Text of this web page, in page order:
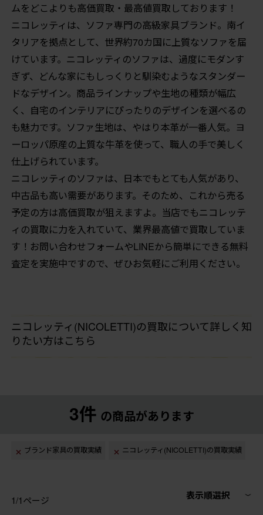
ムをどこよりも高価買取・最高値買取しております！
ニコレッティは、ソファ専門の高級家具ブランド。南イ
タリアを拠点として、世界約70カ国に上質なソファを届
けています。ニコレッティのソファは、過度にモダンす
ぎず、どんな家にもしっくりと馴染むようなスタンダー
ドなデザイン。商品ラインナップや生地の種類が幅広
く、自宅のインテリアにぴったりのデザインを選べるの
も魅力です。ソファ生地は、やはり本革が一番人気。ヨ
ーロッパ原産の上質な牛革を使って、職人の手で美しく
仕上げられています。
ニコレッティのソファは、日本でもとても人気があり、
中古品も高い需要があります。そのため、これから売る
予定の方は高価買取が狙えますよ。当店でもニコレッテ
ィの買取に力を入れていて、業界最高値で買取していま
す！お問い合わせフォームやLINEから簡単にできる無料
査定を実施中ですので、ぜひお気軽にご利用ください。
ニコレッティ(NICOLETTI)の買取について詳しく知
りたい方はこちら
3件 の商品があります
ブランド家具の買取実績 ニコレッティ(NICOLETTI)の買取実績
1/1ページ 表示順選択